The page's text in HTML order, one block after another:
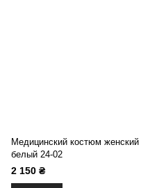
Медицинский костюм женский
белый 24-02
2 150 ₴